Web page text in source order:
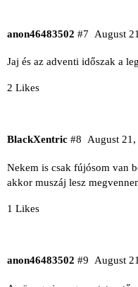
anon46483502 August
#7
Jaj és az adventi időszak a
2 Likes
BlackXentric August
#8
Nekem is csak fújósom van
akkor muszáj lesz
1 Likes
anon46483502 August
#9